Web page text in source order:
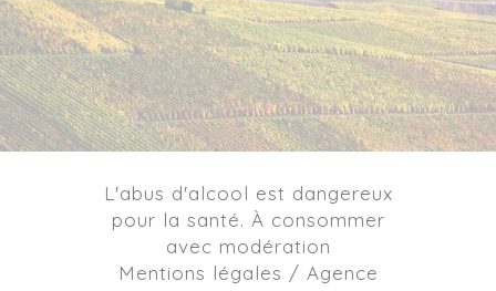
L'abus d'alcool est dangereux
pour la santé. À consommer
avec modération
Mentions légales / Agence